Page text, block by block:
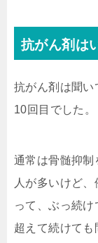
抗がん剤は
抗がん剤は聞い
10回目でした。
通常は骨髄抑制
人が多いけど
って、ぶっ続
超えて続けても